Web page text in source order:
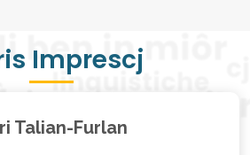
Imprescj
Talian-Furlan